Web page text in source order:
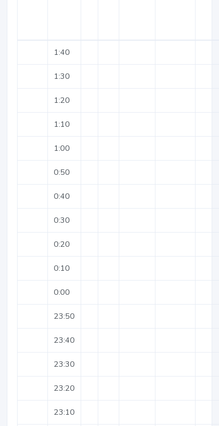
1:40
1:30
1:20
1:10
1:00
0:50
0:40
0:30
0:20
0:10
0:00
23:50
23:40
23:30
23:20
23:10